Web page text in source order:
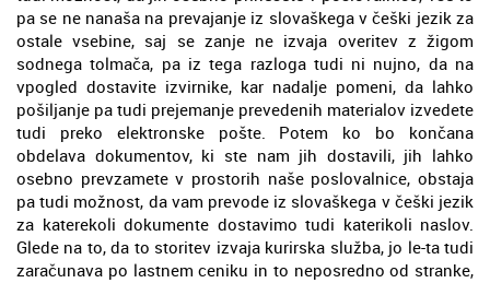
pa se ne nanaša na prevajanje iz slovaškega v češki jezik za
ostale vsebine, saj se zanje ne izvaja overitev z žigom
sodnega tolmača, pa iz tega razloga tudi ni nujno, da na
vpogled dostavite izvirnike, kar nadalje pomeni, da lahko
pošiljanje pa tudi prejemanje prevedenih materialov izvedete
tudi preko elektronske pošte. Potem ko bo končana
obdelava dokumentov, ki ste nam jih dostavili, jih lahko
osebno prevzamete v prostorih naše poslovalnice, obstaja
pa tudi možnost, da vam prevode iz slovaškega v češki jezik
za katerekoli dokumente dostavimo tudi katerikoli naslov.
Glede na to, da to storitev izvaja kurirska služba, jo le-ta tudi
zaračunava po lastnem ceniku in to neposredno od stranke,